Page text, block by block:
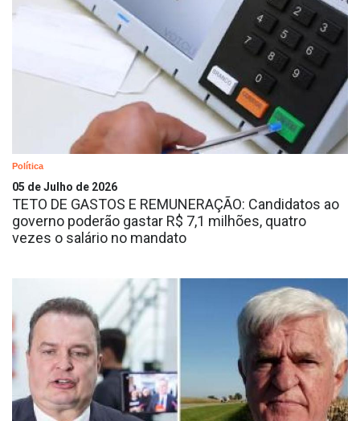
Política
05 de Julho de 2026
TETO DE GASTOS E REMUNERAÇÃO: Candidatos ao
governo poderão gastar R$ 7,1 milhões, quatro
vezes o salário no mandato